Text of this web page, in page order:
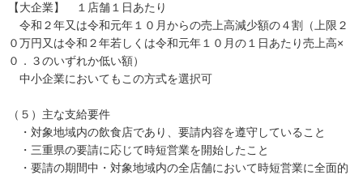
【大企業】 １店舗１日あたり
令和２年又は令和元年１０月からの売上高減少額の４割（上限２
０万円又は令和２年若しくは令和元年１０月の１日あたり売上高×
０．３のいずれか低い額）
中小企業においてもこの方式を選択可
（５）主な支給要件
・対象地域内の飲食店であり、要請内容を遵守していること
・三重県の要請に応じて時短営業を開始したこと
・要請の期間中・対象地域内の全店舗において時短営業に全面的